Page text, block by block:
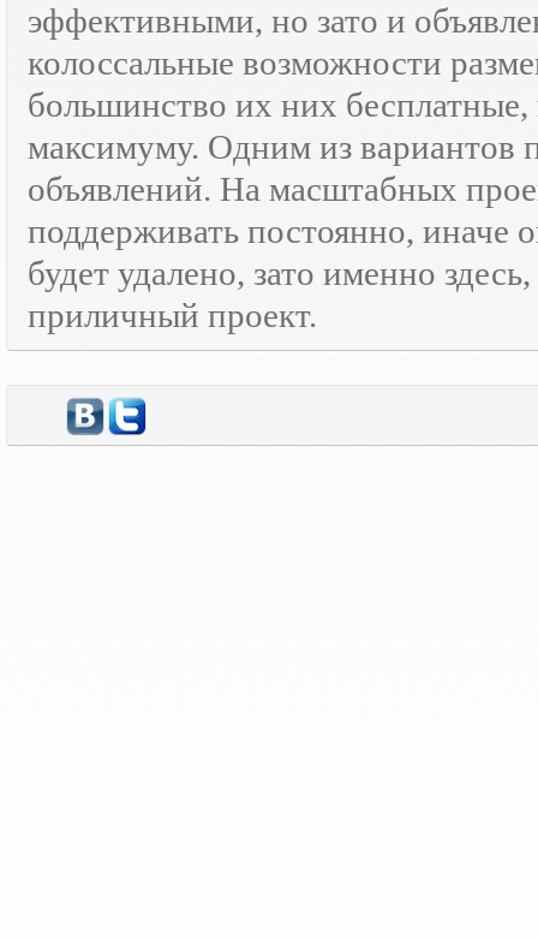
эффективными, но зато и
колоссальные возможности
большинство их них
максимуму. Одним из вариантов
объявлений. На масштабных
поддерживать постоянно, иначе
будет удалено, зато именно
приличный проект.